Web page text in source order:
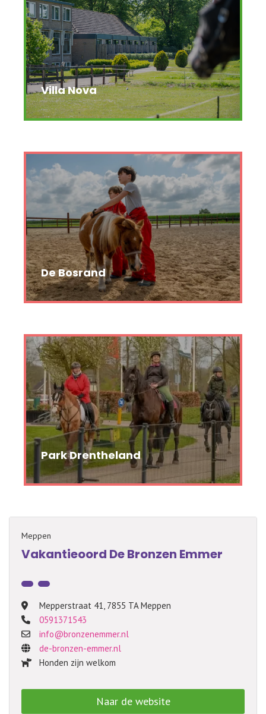
Villa Nova
De Bosrand
Park Drentheland
Meppen
Vakantieoord De Bronzen Emmer
Mepperstraat 41 7855 TA Meppen
0591371543
info@bronzenemmer.nl
de-bronzen-emmer.nl
Honden zijn welkom
Naar de website